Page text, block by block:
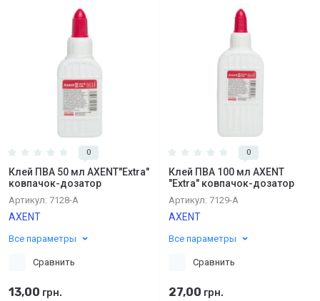
0
Клей ПВА 50 мл AXENT"Extra"
ковпачок-дозатор
Артикул: 7128-А
AXENT
Все параметры
Сравнить
13,00 грн.
0
Клей ПВА 100 мл AXENT
"Extra" ковпачок-дозатор
Артикул: 7129-А
AXENT
Все параметры
Сравнить
27,00 грн.